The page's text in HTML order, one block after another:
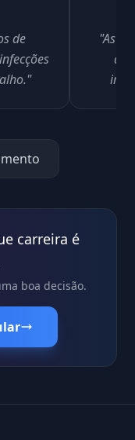
de
"As
carreira é
boa decisão.